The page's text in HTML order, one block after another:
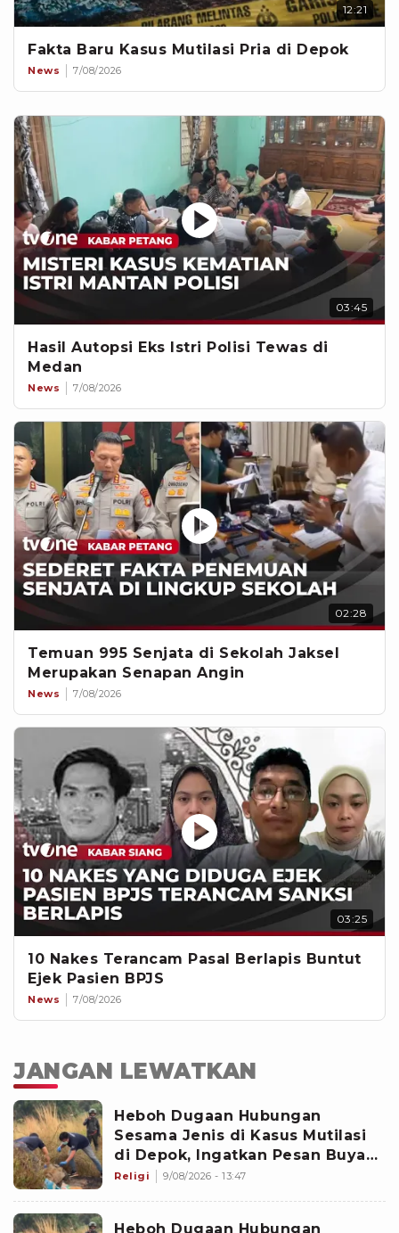
12:21
Fakta Baru Kasus Mutilasi Pria di Depok
News 7/08/2026
03:45
Hasil Autopsi Eks Istri Polisi Tewas di
Medan
News 7/08/2026
02:28
Temuan 995 Senjata di Sekolah Jaksel
Merupakan Senapan Angin
News 7/08/2026
03:25
10 Nakes Terancam Pasal Berlapis Buntut
Ejek Pasien BPJS
News 7/08/2026
JANGAN LEWATKAN
Heboh Dugaan Hubungan
Sesama Jenis di Kasus Mutilasi
di Depok, Ingatkan Pesan Buya
Yahya soal Taubat
Religi 9/08/2026 - 13:47
Heboh Dugaan Hubungan